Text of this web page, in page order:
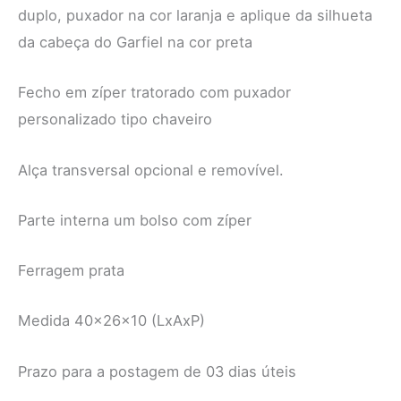
duplo, puxador na cor laranja e aplique da silhueta
da cabeça do Garfiel na cor preta
Fecho em zíper tratorado com puxador
personalizado tipo chaveiro
Alça transversal opcional e removível.
Parte interna um bolso com zíper
Ferragem prata
Medida 40x26x10 (LxAxP)
Prazo para a postagem de 03 dias úteis